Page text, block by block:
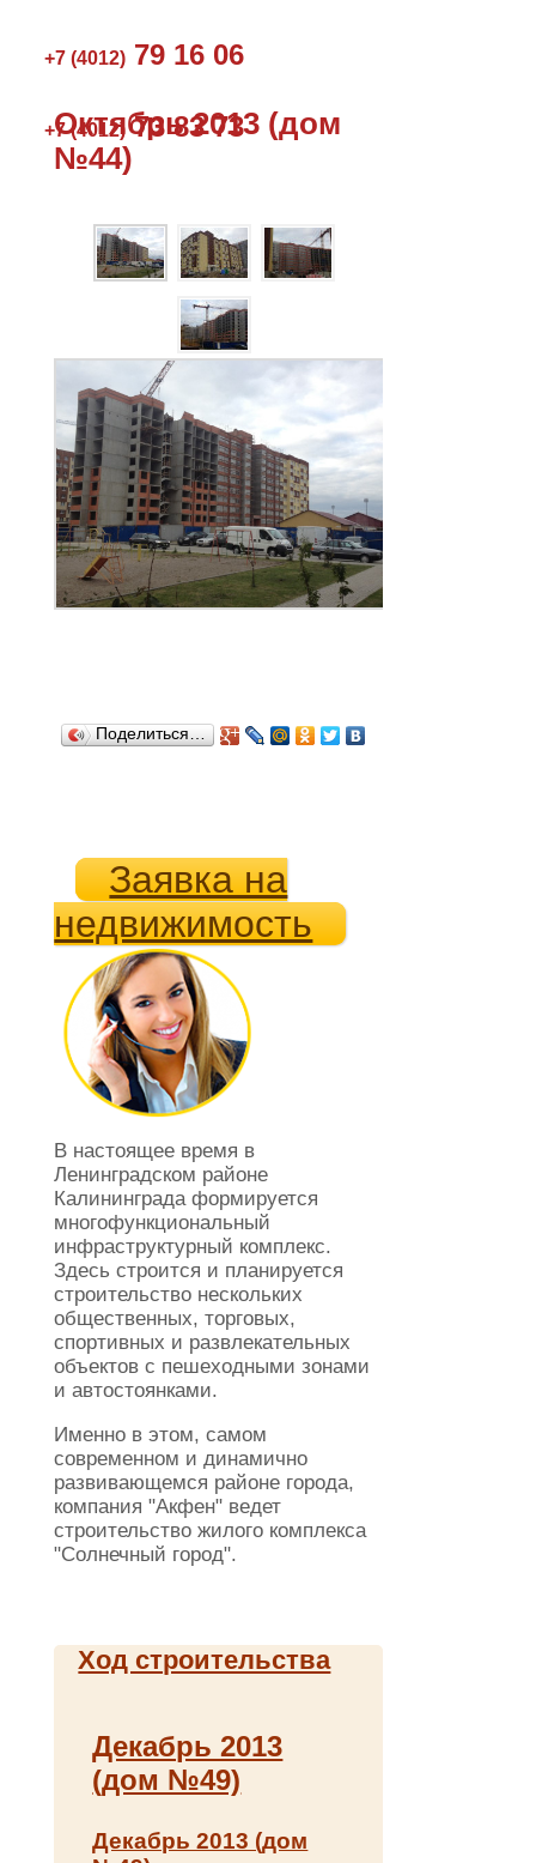
+7 (4012) 79 16 06
+7 (4012) 73 83 73
Октябрь 2013 (дом
№44)
Поделиться…
Заявка на
недвижимость
В настоящее время в
Ленинградском районе
Калининграда формируется
многофункциональный
инфраструктурный комплекс.
Здесь строится и планируется
строительство нескольких
общественных, торговых,
спортивных и развлекательных
объектов с пешеходными зонами
и автостоянками.
Именно в этом, самом
современном и динамично
развивающемся районе города,
компания "Акфен" ведет
строительство жилого комплекса
"Солнечный город".
Ход строительства
Декабрь 2013
(дом №49)
Декабрь 2013 (дом